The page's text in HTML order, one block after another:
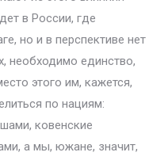
в России, где
но и в перспективе нет
необходимо единство,
этого им, кажется,
по нациям:
ковенские
а мы, южане, значит,